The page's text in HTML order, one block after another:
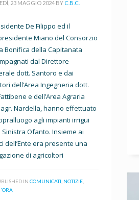
23 MAGGIO 2024 BY C.B.C.
De Filippo ed il
Miano del Consorzio
Bonifica della Capitanata
dal Direttore
dott. Santoro e dai
dell’Area Ingegneria dott.
e dell’Area Agraria
Nardella, hanno effettuato
agli impianti irrigui
Sinistra Ofanto. Insieme ai
dell’Ente era presente una
di agricoltori
IN COMUNICATI, NOTIZIE,